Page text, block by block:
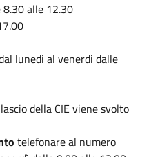
alle 12.30
lunedi al venerdi dalle
della CIE viene svolto
telefonare al numero